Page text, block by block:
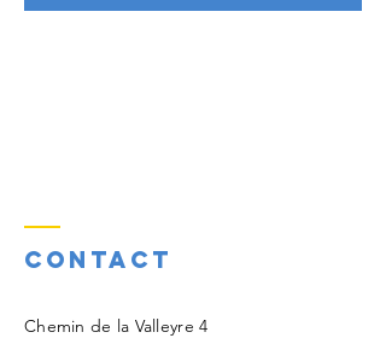
Contact
Chemin de la Valleyre 4